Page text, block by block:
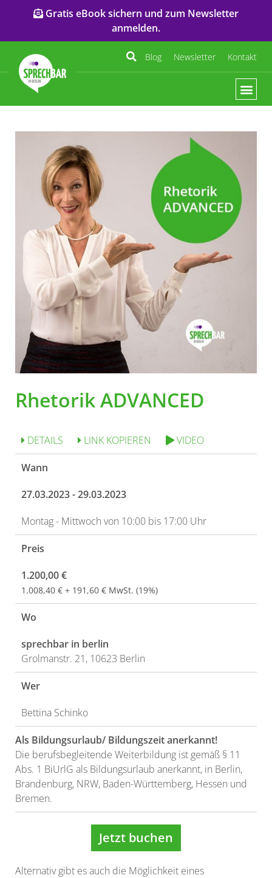
Gratis eBook sichern und zum Newsletter
anmelden.
Blog Newsletter Kontakt
Rhetorik ADVANCED
DETAILS LINK KOPIEREN VIDEO
Wann
27.03.2023 - 29.03.2023
Montag - Mittwoch von 10:00 bis 17:00 Uhr
Preis
1.200,00 €
1.008,40 € + 191,60 € MwSt. (19%)
Wo
sprechbar in berlin
Grolmanstr. 21, 10623 Berlin
Wer
Bettina Schinko
Als Bildungsurlaub/ Bildungszeit anerkannt!
Die berufsbegleitende Weiterbildung ist gemäß § 11
Abs. 1 BiUrlG als Bildungsurlaub anerkannt, in Berlin,
Brandenburg, NRW, Baden-Württemberg, Hessen und
Bremen.
Jetzt buchen
Alternativ gibt es auch die Möglichkeit eines